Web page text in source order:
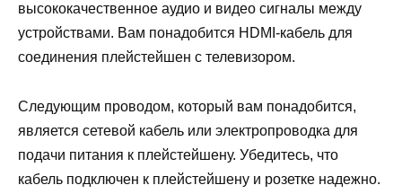
высококачественное аудио и видео сигналы между
устройствами. Вам понадобится HDMI-кабель для
соединения плейстейшен с телевизором.
Следующим проводом, который вам понадобится,
является сетевой кабель или электропроводка для
подачи питания к плейстейшену. Убедитесь, что
кабель подключен к плейстейшену и розетке надежно.